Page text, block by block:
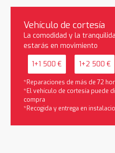
Vehículo de cortesía
La comodidad y la
estarás en movimiento
1+1 500 € 1+2 500 €
*Reparaciones de más de 72
*El vehículo de cortesía puede
compra
*Recogida y entrega en